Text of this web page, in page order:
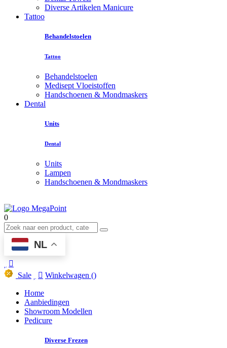
Diverse Artikelen Manicure
Tattoo
Behandelstoelen
Tattoo
Behandelstoelen
Medisept Vloeistoffen
Handschoenen & Mondmaskers
Dental
Units
Dental
Units
Lampen
Handschoenen & Mondmaskers
0
NL
Sale Winkelwagen ()
Home
Aanbiedingen
Showroom Modellen
Pedicure
Diverse Frezen